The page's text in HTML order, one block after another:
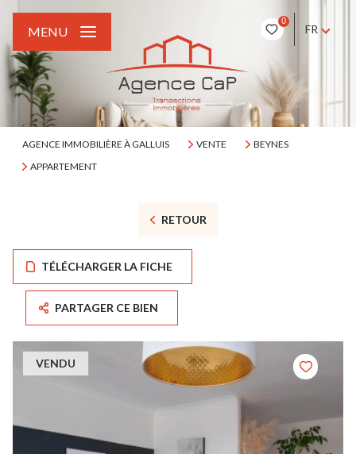
0
FR
MENU
AGENCE IMMOBILIÈRE À GALLUIS VENTE
BEYNES
APPARTEMENT
RETOUR
TÉLÉCHARGER LA FICHE
PARTAGER CE BIEN
VENDU